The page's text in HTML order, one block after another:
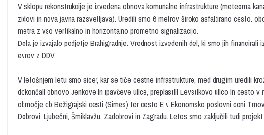
V sklopu rekonstrukcije je izvedena obnova komunalne infrastrukture (meteorna
zidovi in nova javna razsvetljava). Uredili smo 6 metrov široko asfaltirano cesto,
metra z vso vertikalno in horizontalno prometno signalizacijo.
Dela je izvajalo podjetje Brahigradnje. Vrednost izvedenih del, ki smo jih financirali
evrov z DDV.
V letošnjem letu smo sicer, kar se tiče cestne infrastrukture, med drugim uredili
dokončali obnovo Jenkove in Ipavčeve ulice, preplastili Levstikovo ulico in cesto v
območje ob Bežigrajski cesti (Simes) ter cesto E v Ekonomsko poslovni coni
Dobrovi, Ljubečni, Šmiklavžu, Zadobrovi in Zagradu. Letos smo zaključili tudi